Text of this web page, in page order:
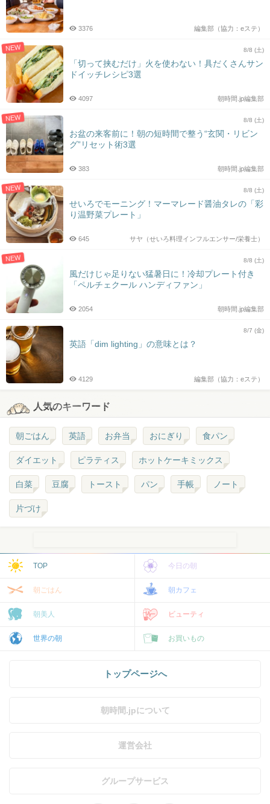
編集部（協力：eステ）
3376
NEW 8/8 (土)
「切って挟むだけ」火を使わない！具だくさんサン
ドイッチレシピ3選
朝時間.jp編集部
4097
NEW 8/8 (土)
お盆の来客前に！朝の短時間で整う“玄関・リビン
グ”リセット術3選
朝時間.jp編集部
383
NEW 8/8 (土)
せいろでモーニング！マーマレード醤油タレの「彩
り温野菜プレート」
サヤ（せいろ料理インフルエンサー/栄養士）
645
NEW 8/8 (土)
風だけじゃ足りない猛暑日に！冷却プレート付き
「ペルチェクール ハンディファン」
朝時間.jp編集部
2054
8/7 (金)
英語「dim lighting」の意味とは？
編集部（協力：eステ）
4129
人気のキーワード
朝ごはん 英語 お弁当 おにぎり 食パン
ダイエット ピラティス ホットケーキミックス
白菜 豆腐 トースト パン 手帳 ノート
片づけ
TOP 今日の朝
朝ごはん 朝カフェ
朝美人 ビューティ
世界の朝 お買いもの
トップページへ
朝時間.jpについて
運営会社
グループサービス